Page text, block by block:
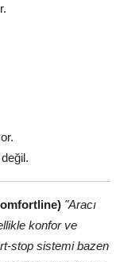
"Aracı
konfor ve
stop sistemi bazen